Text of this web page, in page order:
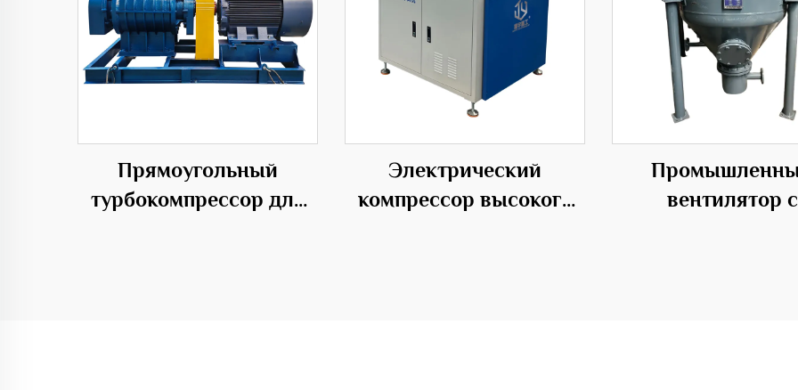
Прямоугольный
турбокомпрессор для
Электрический
компрессор высокого
вентилятор с